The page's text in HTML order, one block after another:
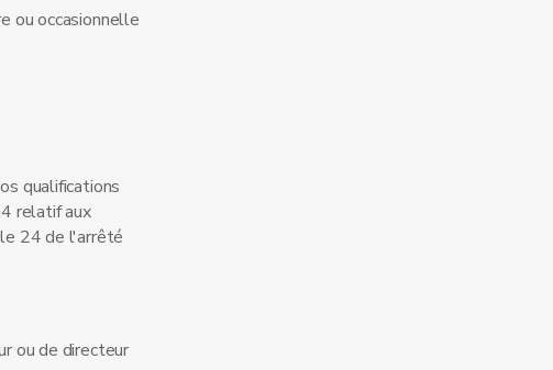
ou occasionnelle
qualifications
relatif aux
24 de l'arrêté
ou de directeur